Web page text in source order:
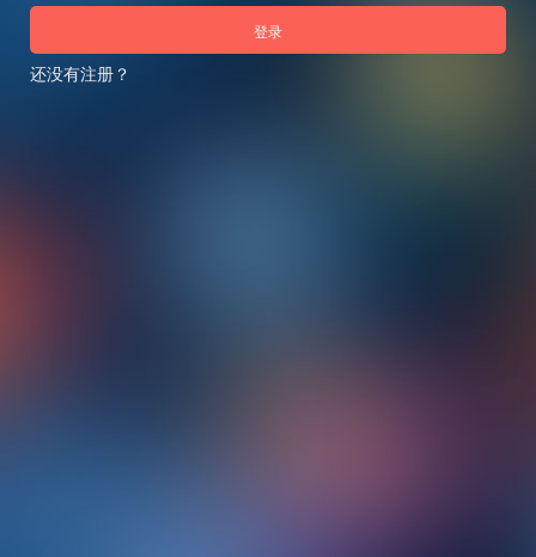
登录
还没有注册？